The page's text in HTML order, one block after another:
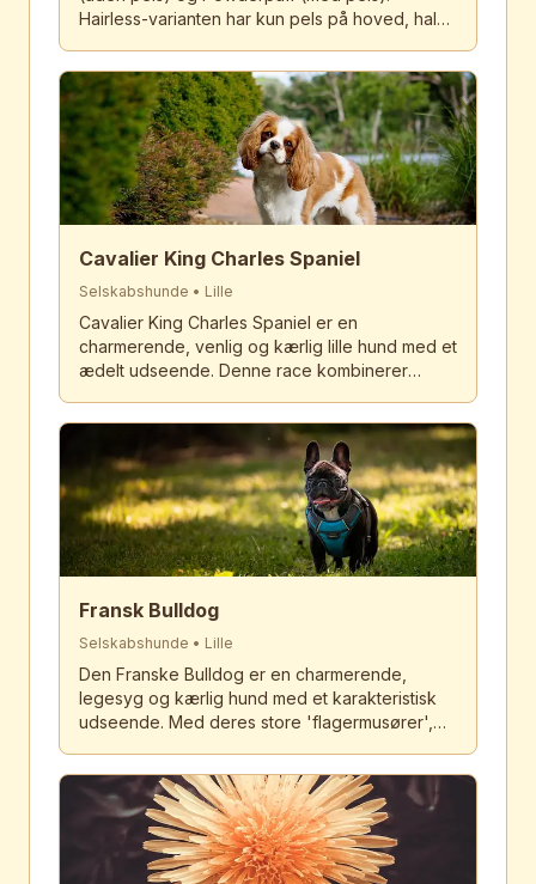
Hairless-varianten har kun pels på hoved, hale
kærlige natur og varme hud. Perfekt
følgesvend.
Cavalier King Charles Spaniel
Selskabshunde • Lille
Cavalier King Charles Spaniel er en
charmerende, venlig og kærlig lille hund med et
ædelt udseende. Denne race kombinerer
den perfekte familiehund. Med deres store,
udtryksfulde øjne og silkeblødе pels erobrer
Cavaliers hjerter overalt.
Fransk Bulldog
Selskabshunde • Lille
Den Franske Bulldog er en charmerende,
legesyg og kærlig hund med et karakteristisk
udseende. Med deres store 'flagermusører',
hjerter verden over. Frenchies er perfekte
byboere og elsker at være tæt på deres
mennesker.